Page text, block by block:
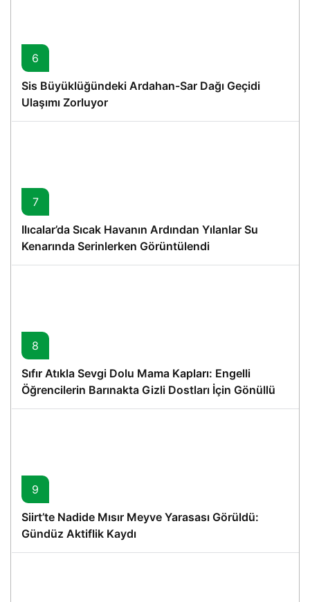
6
Sis Büyüklüğündeki Ardahan-Sar Dağı Geçidi
Ulaşımı Zorluyor
7
Ilıcalar’da Sıcak Havanın Ardından Yılanlar Su
Kenarında Serinlerken Görüntülendi
8
Sıfır Atıkla Sevgi Dolu Mama Kapları: Engelli
Öğrencilerin Barınakta Gizli Dostları İçin Gönüllü
Proje
9
Siirt’te Nadide Mısır Meyve Yarasası Görüldü:
Gündüz Aktiflik Kaydı